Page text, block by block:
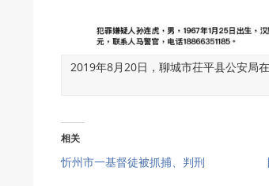
2019年8月20日，聊城市茌平县公安局
相关
忻州市一基督徒被抓捕、判刑